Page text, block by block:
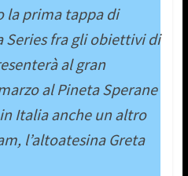
la prima tappa di
Series fra gli obiettivi di
al gran
al Pineta Sperane
Italia anche un altro
l’altoatesina Greta